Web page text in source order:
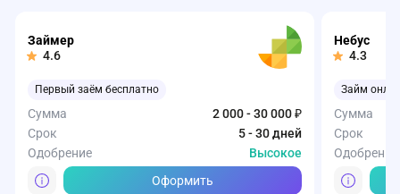
Займер
4.6
Первый заём бесплатно
Сумма
2 000 - 30 000 ₽
Срок
5 - 30 дней
Одобрение
Высокое
Оформить
Небус
4.3
Займ
Сумма
Срок
Одобрение